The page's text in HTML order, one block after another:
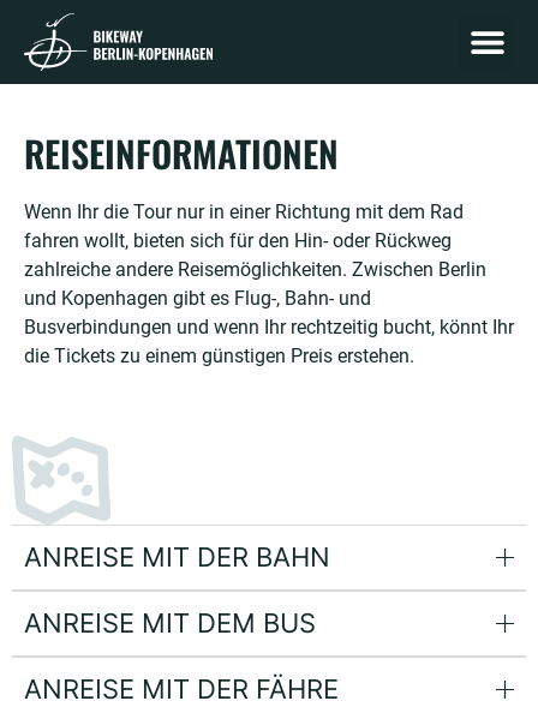
REISEINFORMATIONEN
Wenn Ihr die Tour nur in einer Richtung mit dem Rad
fahren wollt, bieten sich für den Hin- oder Rückweg
zahlreiche andere Reisemöglichkeiten. Zwischen Berlin
und Kopenhagen gibt es Flug-, Bahn- und
Busverbindungen und wenn Ihr rechtzeitig bucht, könnt Ihr
die Tickets zu einem günstigen Preis erstehen.
ANREISE MIT DER BAHN
ANREISE MIT DEM BUS
ANREISE MIT DER FÄHRE